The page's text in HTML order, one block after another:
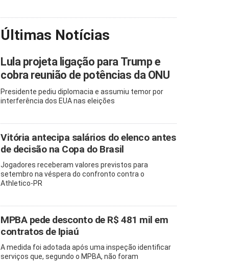
Últimas Notícias
Lula projeta ligação para Trump e
cobra reunião de potências da ONU
Presidente pediu diplomacia e assumiu temor por
interferência dos EUA nas eleições
Vitória antecipa salários do elenco antes
de decisão na Copa do Brasil
Jogadores receberam valores previstos para
setembro na véspera do confronto contra o
Athletico-PR
MPBA pede desconto de R$ 481 mil em
contratos de Ipiaú
A medida foi adotada após uma inspeção identificar
serviços que, segundo o MPBA, não foram